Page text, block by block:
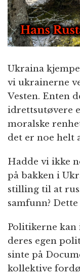
Ukraina
vi ukrainerne
Vesten. Enten
idrettsutøvere
moralske
det er noe helt
Hadde vi ikke
på bakken i
stilling til at
samfunn?
Politikerne kan
deres egen
sinte på
kollektive